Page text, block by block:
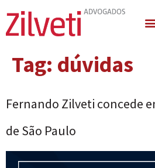
Tag: dúvidas
Fernando Zilveti concede
de São Paulo